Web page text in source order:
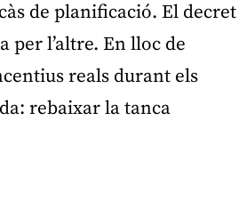
de planificació. El decret
per l’altre. En lloc de
reals durant els
rebaixar la tanca